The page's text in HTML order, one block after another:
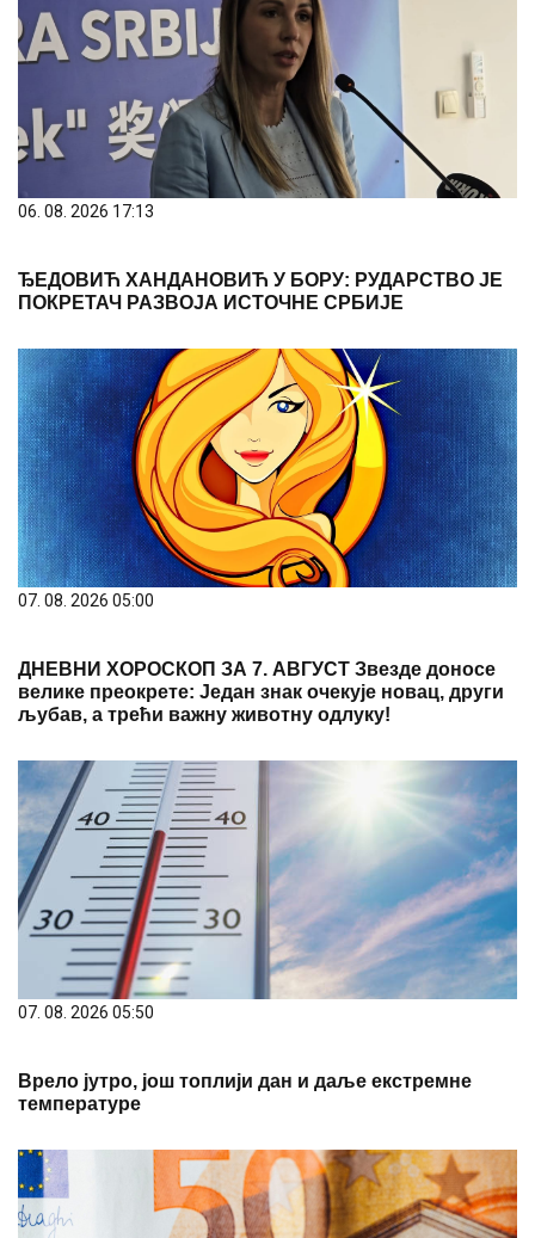
06. 08. 2026 17:13
ЂЕДОВИЋ ХАНДАНОВИЋ У БОРУ: РУДАРСТВО ЈЕ
ПОКРЕТАЧ РАЗВОЈА ИСТОЧНЕ СРБИЈЕ
07. 08. 2026 05:00
ДНЕВНИ ХОРОСКОП ЗА 7. АВГУСТ Звезде доносе
велике преокрете: Један знак очекује новац, други
љубав, а трећи важну животну одлуку!
07. 08. 2026 05:50
Врело јутро, још топлији дан и даље екстремне
температуре